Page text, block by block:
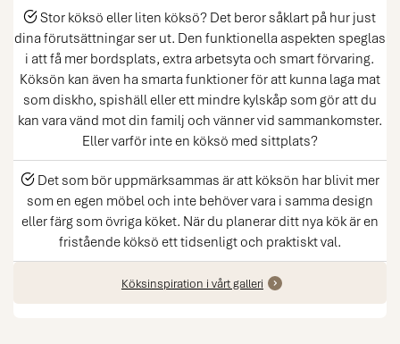
Stor köksö eller liten köksö? Det beror såklart på hur just
dina förutsättningar ser ut. Den funktionella aspekten speglas
i att få mer bordsplats, extra arbetsyta och smart förvaring.
Köksön kan även ha smarta funktioner för att kunna laga mat
som diskho, spishäll eller ett mindre kylskåp som gör att du
kan vara vänd mot din familj och vänner vid sammankomster.
Eller varför inte en köksö med sittplats?
Det som bör uppmärksammas är att köksön har blivit mer
som en egen möbel och inte behöver vara i samma design
eller färg som övriga köket. När du planerar ditt nya kök är en
fristående köksö ett tidsenligt och praktiskt val.
Köksinspiration i vårt galleri